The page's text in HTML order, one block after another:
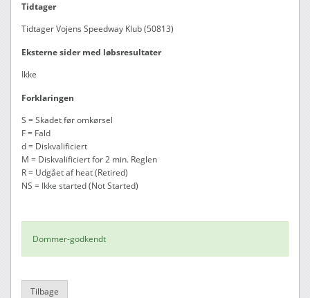
Tidtager
Tidtager Vojens Speedway Klub (50813)
Eksterne sider med løbsresultater
Ikke
Forklaringen
S = Skadet før omkørsel
F = Fald
d = Diskvalificiert
M = Diskvalificiert for 2 min. Reglen
R = Udgået af heat (Retired)
NS = Ikke started (Not Started)
Dommer-godkendt
Tilbage